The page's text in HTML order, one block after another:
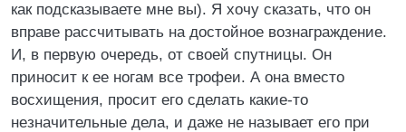
как подсказываете мне вы). Я хочу сказать, что он
вправе рассчитывать на достойное вознаграждение.
И, в первую очередь, от своей спутницы. Он
приносит к ее ногам все трофеи. А она вместо
восхищения, просит его сделать какие-то
незначительные дела, и даже не называет его при